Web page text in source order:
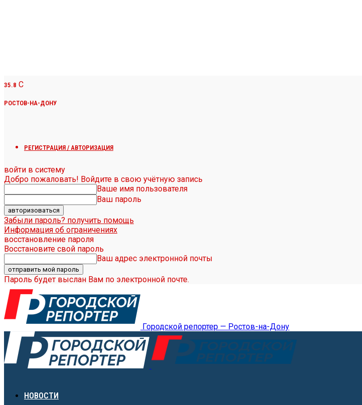
35.8 C
РОСТОВ-НА-ДОНУ
РЕГИСТРАЦИЯ / АВТОРИЗАЦИЯ
войти в систему
Добро пожаловать! Войдите в свою учётную запись
Ваше имя пользователя
Ваш пароль
Забыли пароль? получить помощь
Информация об ограничениях
восстановление пароля
Восстановите свой пароль
Ваш адрес электронной почты
Пароль будет выслан Вам по электронной почте.
Городской репортер — Ростов-на-Дону
НОВОСТИ